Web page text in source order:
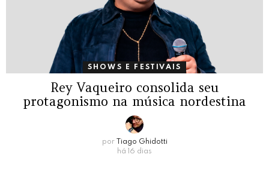
SHOWS E FESTIVAIS
Rey Vaqueiro consolida seu
protagonismo na música nordestina
por
Tiago Ghidotti
há 16 dias